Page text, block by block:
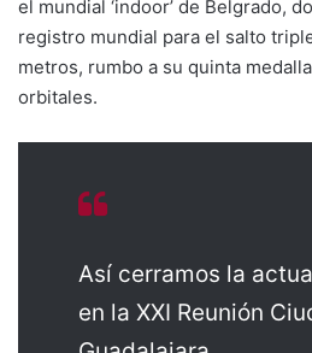
el mundial ‘indoor’ de Belgrado,
registro mundial para el salto
metros, rumbo a su quinta
orbitales.
Así cerramos la
en la XXI Reunión